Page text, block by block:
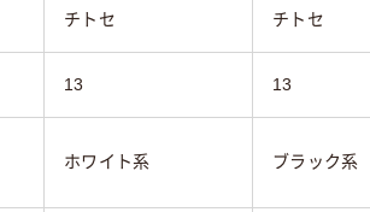
チトセ チトセ
13 13
ホワイト系 ブラック系